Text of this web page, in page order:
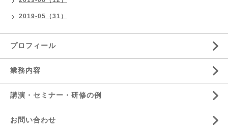
2019-05（31）
プロフィール
業務内容
講演・セミナー・研修の例
お問い合わせ